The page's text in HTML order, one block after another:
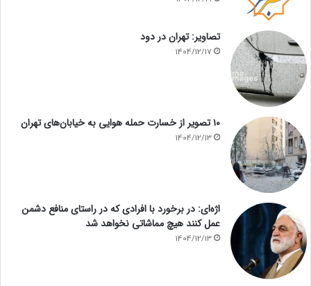
تصاویر: تهران در دود
1404/12/17
۱۰ تصویر از خسارت حمله هوایی به خیابان‌های تهران
1404/12/13
اژه‌ای: در برخورد با افرادی که در راستای منافع دشمن
عمل کنند هیچ مماشاتی نخواهد شد
1404/12/13